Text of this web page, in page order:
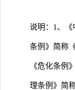
说明：1、
条例》简称
《危化条例
理条例》简